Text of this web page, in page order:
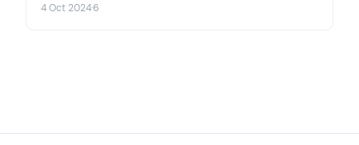
4 Oct 2024·6